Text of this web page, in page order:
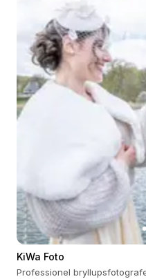
KiWa Foto
Professionel